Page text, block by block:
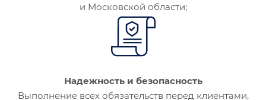
и Московской области;
Надежность и безопасность
Выполнение всех обязательств перед клиентами,